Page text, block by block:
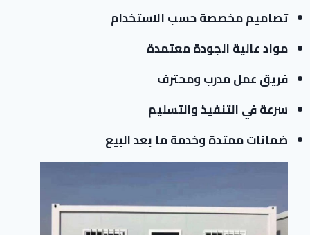
تصاميم مخصصة حسب الاستخدام
مواد عالية الجودة معتمدة
فريق عمل مدرب ومحترف
سرعة في التنفيذ والتسليم
ضمانات ممتدة وخدمة ما بعد البيع